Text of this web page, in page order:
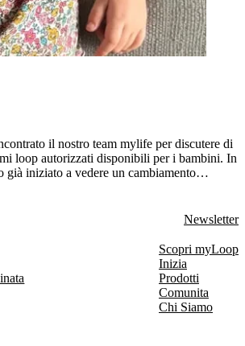
il nostro team mylife per discutere di
loop autorizzati disponibili per i bambini. In
già iniziato a vedere un cambiamento
Newsletter
Scopri myLoop
Inizia
Prodotti
Comunita
Chi Siamo